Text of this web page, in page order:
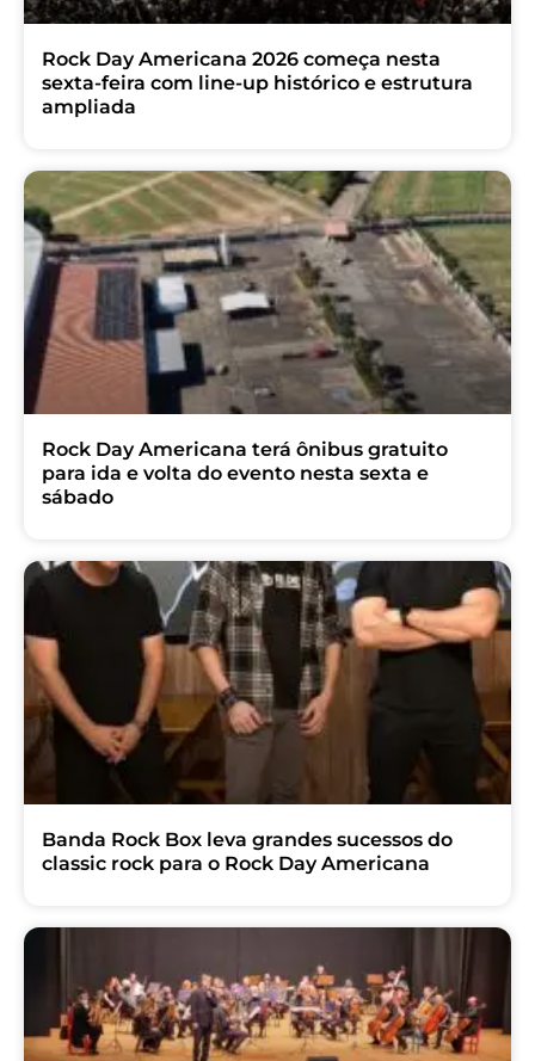
Rock Day Americana 2026 começa nesta
sexta-feira com line-up histórico e estrutura
ampliada
Rock Day Americana terá ônibus gratuito
para ida e volta do evento nesta sexta e
sábado
Banda Rock Box leva grandes sucessos do
classic rock para o Rock Day Americana